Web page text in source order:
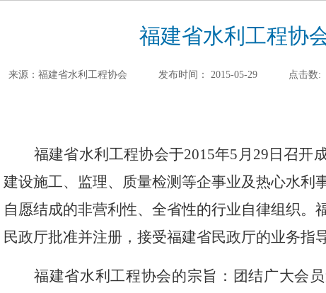
福建省水利工程协
来源：福建省水利工程协会 发布时间： 2015-05-29 点击数:
福建省水利工程协会于2015年5月29日召开
建设施工、监理、质量检测等企事业及热心水利
自愿结成的非营利性、全省性的行业自律组织。
民政厅批准并注册，接受福建省民政厅的业务指
福建省水利工程协会的宗旨：团结广大会